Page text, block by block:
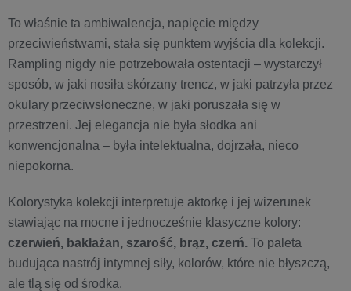
To właśnie ta ambiwalencja, napięcie między
przeciwieństwami, stała się punktem wyjścia dla kolekcji.
Rampling nigdy nie potrzebowała ostentacji – wystarczył
sposób, w jaki nosiła skórzany trencz, w jaki patrzyła przez
okulary przeciwsłoneczne, w jaki poruszała się w
przestrzeni. Jej elegancja nie była słodka ani
konwencjonalna – była intelektualna, dojrzała, nieco
niepokorna.
Kolorystyka kolekcji interpretuje aktorkę i jej wizerunek
stawiając na mocne i jednocześnie klasyczne kolory:
czerwień, bakłażan, szarość, brąz, czerń. To paleta
budująca nastrój intymnej siły, kolorów, które nie błyszczą,
ale tlą się od środka.